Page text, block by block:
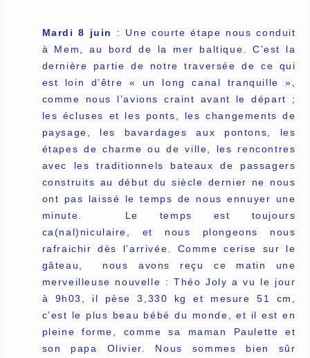
Mardi 8 juin
: Une courte étape nous conduit
à Mem, au bord de la mer baltique. C’est la
dernière partie de notre traversée de ce qui
est loin d’être « un long canal tranquille »,
comme nous l’avions craint avant le départ ;
les écluses et les ponts, les changements de
paysage, les bavardages aux pontons, les
étapes de charme ou de ville, les rencontres
avec les traditionnels bateaux de passagers
construits au début du siècle dernier ne nous
ont pas laissé le temps de nous ennuyer une
minute. Le temps est toujours
ca(nal)niculaire, et nous plongeons nous
rafraichir dès l’arrivée. Comme cerise sur le
gâteau, nous avons reçu ce matin une
merveilleuse nouvelle : Théo Joly a vu le jour
à 9h03, il pèse 3,330 kg et mesure 51 cm,
c’est le plus beau bébé du monde, et il est en
pleine forme, comme sa maman Paulette et
son papa Olivier. Nous sommes bien sûr